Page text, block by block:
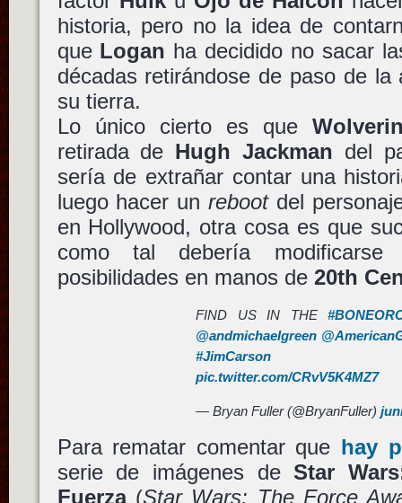
historia, pero no la idea de
que Logan ha decidido no sacar
décadas retirándose de paso de
su tierra.
Lo único cierto es que
retirada de Hugh Jackman del
sería de extrañar contar una
luego hacer unrebootdel
en Hollywood, otra cosa es que
como tal debería
posibilidades en manos de 20th
FIND US IN THE
@andmichaelgreen
#JimCarson
pic.twitter.com/CRvV5K4MZ7
— Bryan Fuller (@BryanFuller)
Para rematar comentar que hay
serie de imágenes deStar
Fuerza(Star Wars: The Force